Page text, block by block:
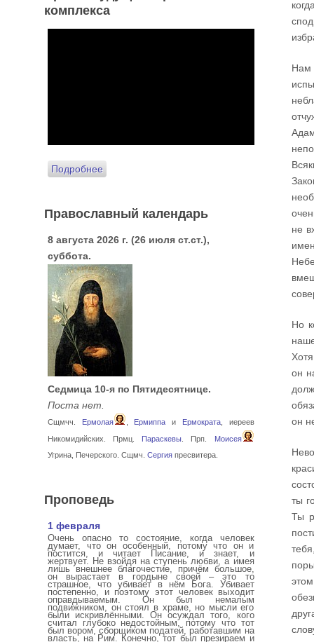
Нам
не
Но
он
он
ты
Ты
комплекса
Подробнее
Православный календарь
8 августа 2026 г. (26 июля ст.ст.),
суббота.
Седмица 10-я по Пятидесятнице.
Поста нет.
Сщмчч. Ермолая Ермиппа и Ермократа, иереев
Никомидийских. Прмц. Параскевы . Прп.
Моисея
Угрина, Печерского. Сщмч. Сергия пресвитера.
Проповедь
1 февраля
Очень опасно то состояние, когда человек
думает, что он особенный, потому что он и
постится, и читает Писание, и знает, и
жертвует. Не взойдя на ступень любви, а имея
лишь внешнее благочестие, причём большое,
он вырастает в гордыне своей – это то
страшное, что убивает в нём Бога. Убивает
постепенно, и поэтому этот человек выходит
оправдываемым. Он был немалым
подвижником, он стоял в храме, но мысли его
были искривлёнными. Он осуждал того, кого
считал глубоко недостойным, потому что тот
был вором, сборщиком податей, работавшим на
власть, на Рим. Конечно, тот был презираем и